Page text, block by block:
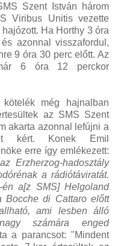
Szent István három
Viribus Unitis vezette
Ha Horthy 3 óra
azonnal visszafordul,
9 óra 30 perc előtt. Az
6 óra 12 perckor
még hajnalban
az SMS Szent
akarta azonnal lefújni a
kért. Konek Emil
erre így emlékezett:
Erzherzog-hadosztály
a rádiótáviratát.
a[z SMS] Helgoland
Bocche di Cattaro előtt
ami lesben álló
számára enged
a parancsot: "Mindent